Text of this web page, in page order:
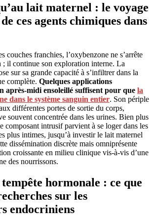
lait maternel : le voyage
ces agents chimiques dans
couches franchies, l’oxybenzone ne s’arrête
; il continue son exploration interne. La
sur sa grande capacité à s’infiltrer dans la
complète. Quelques applications
après-midi ensoleillé suffisent pour que la
dans le système sanguin entier. Son périple
différentes portes de sortie du corps,
souvent concentrée dans les urines. Bien plus
composant intrusif parvient à se loger dans les
plus intimes, jusqu’à investir le lait maternel
dissémination discrète mais omniprésente
croissante en milieu clinique vis-à-vis d’une
des nourrissons.
hormonale : ce que
sur les
endocriniens